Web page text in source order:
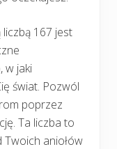
liczbą 167 jest
w jaki
świat. Pozwól
poprzez
Ta liczba to
aniołów